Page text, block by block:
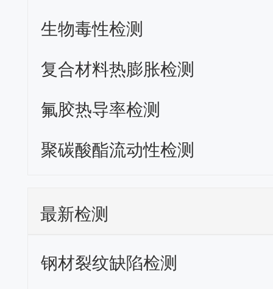
生物毒性检测
复合材料热膨胀检测
氟胶热导率检测
聚碳酸酯流动性检测
最新检测
钢材裂纹缺陷检测